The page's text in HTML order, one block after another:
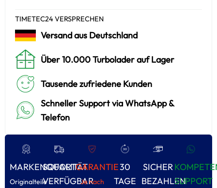
TIMETEC24 VERSPRECHEN
Versand aus Deutschland
Über 10.000 Turbolader auf Lager
Tausende zufriedene Kunden
Schneller Support via WhatsApp &
Telefon
MARKENQUALITÄT
Originalteile
SOFORT
VERFÜGBAR
GARANTIE
Je nach
30
TAGE
SICHER
BEZAHLENSUPPORT